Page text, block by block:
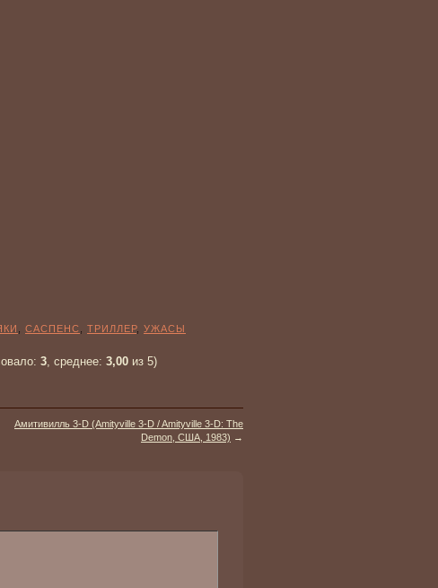
САСПЕНС ТРИЛЛЕР, УЖАСЫ
3, среднее: 3,00 из 5)
Амитивилль 3-D (Amityville 3-D / Amityville 3-D: The
Demon, США, 1983) →